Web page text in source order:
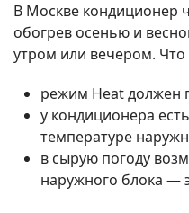
В Москве кондиционер
обогрев осенью и
утром или вечером.
режим Heat должен
у кондиционера
температуре
в сырую погоду
наружного блока —